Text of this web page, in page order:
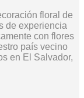
floral de
de experiencia
con flores
país vecino
en El Salvador,